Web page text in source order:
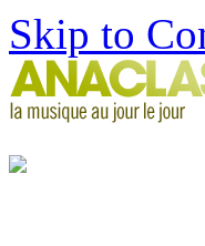
Skip to